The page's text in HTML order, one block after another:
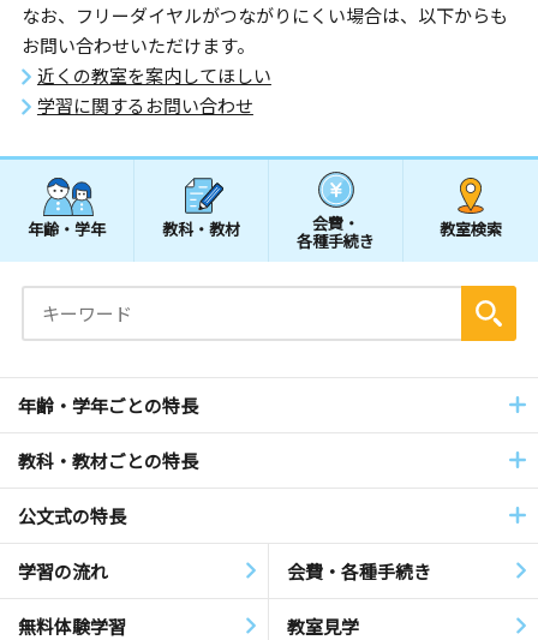
なお、フリーダイヤルがつながりにくい場合は、以下からも
お問い合わせいただけます。
近くの教室を案内してほしい
学習に関するお問い合わせ
年齢・学年 教科・教材 会費・
各種手続き
教室検索
年齢・学年ごとの特長
教科・教材ごとの特長
公文式の特長
学習の流れ 会費・各種手続き
無料体験学習 教室見学